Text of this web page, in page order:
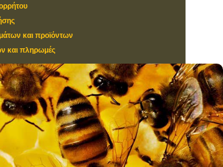
και προϊόντων
και πληρωμές